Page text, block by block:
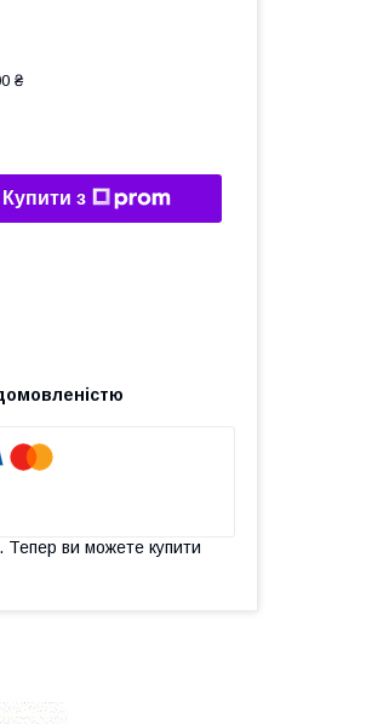
₴
Купити з
Тепер ви можете купити